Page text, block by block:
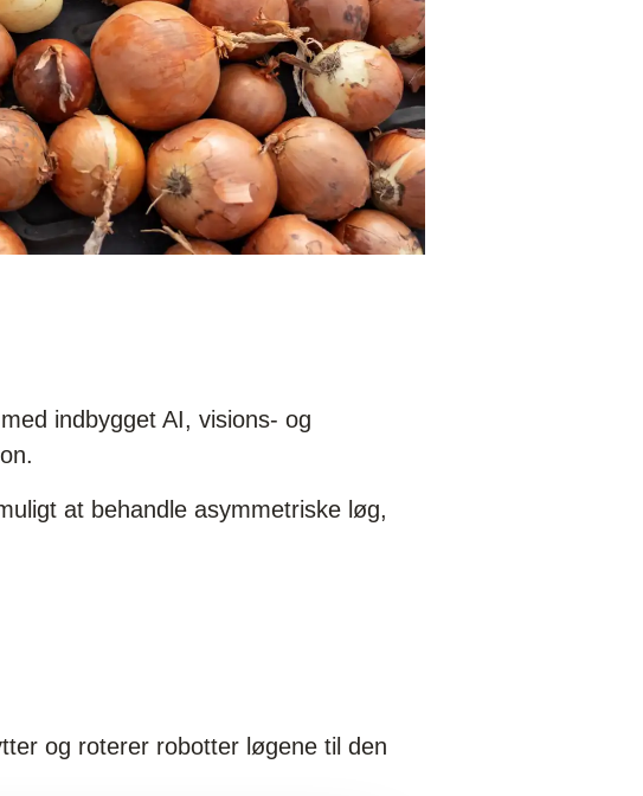
indbygget AI, visions- og
at behandle asymmetriske løg,
og roterer robotter løgene til den